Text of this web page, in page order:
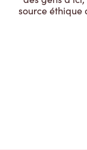
source éthique